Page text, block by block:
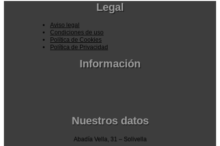
Legal
Aviso legal
Condiciones de uso
Política de Cookies
Política de Privacidad
Información
Nuestros datos
Abadía Vella, 31 – Solivella